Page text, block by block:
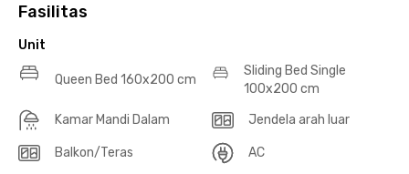
Fasilitas
Unit
Queen Bed 160x200 cm
Sliding Bed Single
100x200 cm
Kamar Mandi Dalam
Jendela arah luar
Balkon/Teras AC